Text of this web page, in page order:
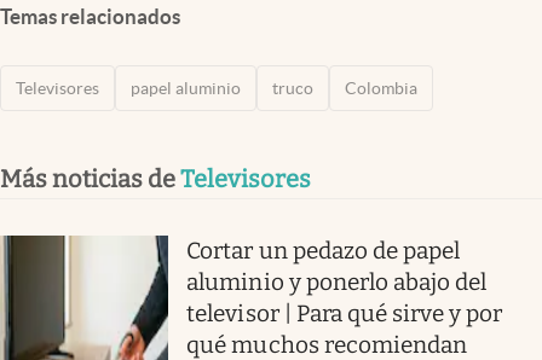
Temas relacionados
Televisores papel aluminio truco Colombia
Más noticias deTelevisores
Cortar un pedazo de papel
aluminio y ponerlo abajo del
televisor | Para qué sirve y por
qué muchos recomiendan